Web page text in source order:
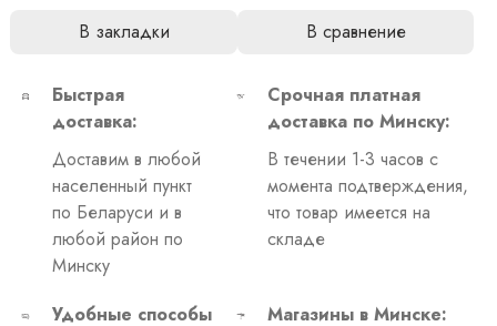
В закладки В сравнение
Быстрая
доставка:
Доставим в любой
населенный пункт
по Беларуси и в
любой район по
Минску
Срочная платная
доставка по Минску:
В течении 1-3 часов с
момента подтверждения,
что товар имеется на
складе
Удобные способы Магазины в Минске: